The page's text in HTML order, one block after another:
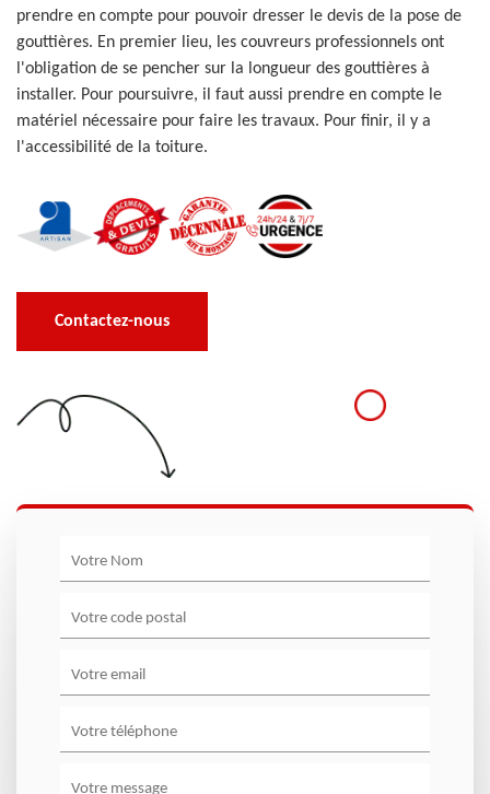
prendre en compte pour pouvoir dresser le devis de la pose de
gouttières. En premier lieu, les couvreurs professionnels ont
l'obligation de se pencher sur la longueur des gouttières à
installer. Pour poursuivre, il faut aussi prendre en compte le
matériel nécessaire pour faire les travaux. Pour finir, il y a
l'accessibilité de la toiture.
Contactez-nous